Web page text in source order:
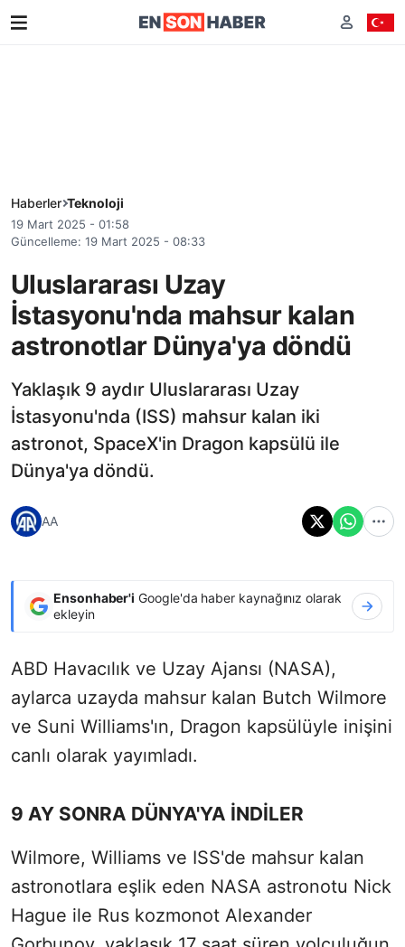
Haberler Teknoloji
19 Mart 2025 - 01:58
Güncelleme: 19 Mart 2025 - 08:33
Uluslararası Uzay
İstasyonu'nda mahsur kalan
astronotlar Dünya'ya döndü
Yaklaşık 9 aydır Uluslararası Uzay
İstasyonu'nda (ISS) mahsur kalan iki
astronot, SpaceX'in Dragon kapsülü ile
Dünya'ya döndü.
AA
Ensonhaber'i Google'da haber kaynağınız olarak
ekleyin
ABD Havacılık ve Uzay Ajansı (NASA),
aylarca uzayda mahsur kalan Butch Wilmore
ve Suni Williams'ın, Dragon kapsülüyle inişini
canlı olarak yayımladı.
9 AY SONRA DÜNYA'YA İNDİLER
Wilmore, Williams ve ISS'de mahsur kalan
astronotlara eşlik eden NASA astronotu Nick
Hague ile Rus kozmonot Alexander